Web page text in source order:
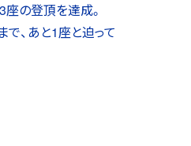
座の登頂を達成。
、あと1座と迫って